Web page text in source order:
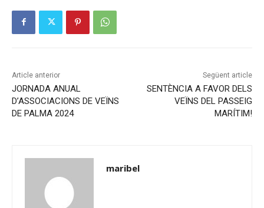
Article anterior
JORNADA ANUAL
D’ASSOCIACIONS DE VEÏNS
DE PALMA 2024
Següent article
SENTÈNCIA A FAVOR DELS
VEÏNS DEL PASSEIG
MARÍTIM!
maribel